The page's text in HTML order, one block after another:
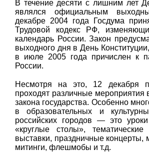
В течение десяти с лишним лет
являлся официальным
декабре 2004 года Госдума
Трудовой кодекс РФ,
календарь России. Закон
выходного дня в День
в июле 2005 года причислен к
России.
Несмотря на это, 12 декабря
проходят различные мероприятия
закона государства. Особенно
в образовательных и
российских городов — это
«круглые столы»,
выставки, праздничные концерты,
митинги, флешмобы и т.д.